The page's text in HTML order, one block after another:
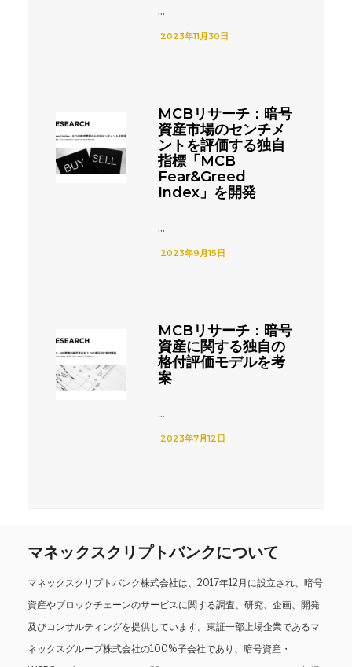
...
2023年11月30日
MCBリサーチ：暗号
資産市場のセンチメ
ントを評価する独自
指標「MCB
Fear&Greed
Index」を開発
...
2023年9月15日
MCBリサーチ：暗号
資産に関する独自の
格付評価モデルを考
案
...
2023年7月12日
マネックスクリプトバンクについて
マネックスクリプトバンク株式会社は、2017年12月に設立され、暗号
資産やブロックチェーンのサービスに関する調査、研究、企画、開発
及びコンサルティングを提供しています。東証一部上場企業であるマ
ネックスグループ株式会社の100%子会社であり、暗号資産・